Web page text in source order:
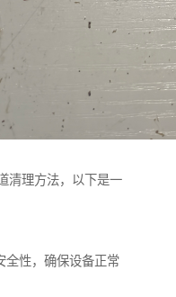
清理方法，以下是一
性，确保设备正常